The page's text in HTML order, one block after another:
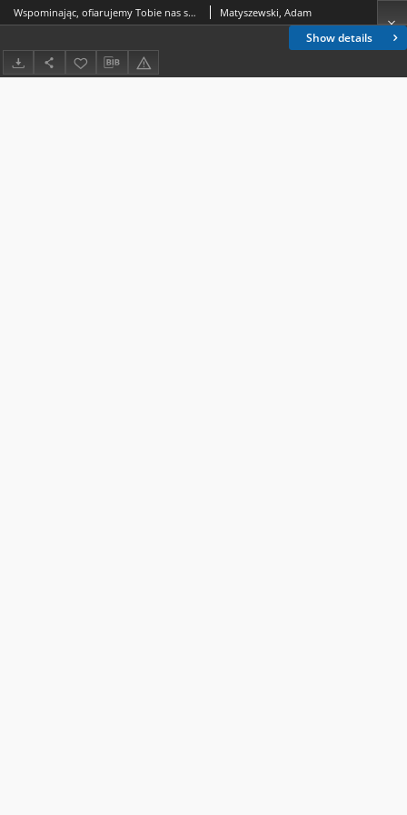
Show details
Wspominając, ofiarujemy Tobie nas samych Matyszewski, Adam